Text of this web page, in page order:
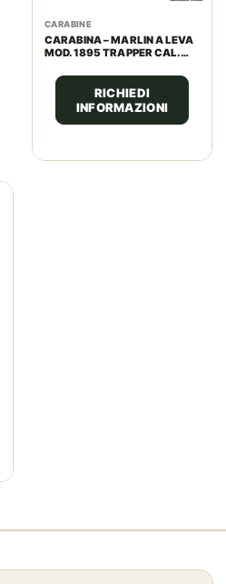
CARABINE
CARABINA – MARLIN A LEVA
MOD. 1895 TRAPPER CAL.
RICHIEDI
INFORMAZIONI